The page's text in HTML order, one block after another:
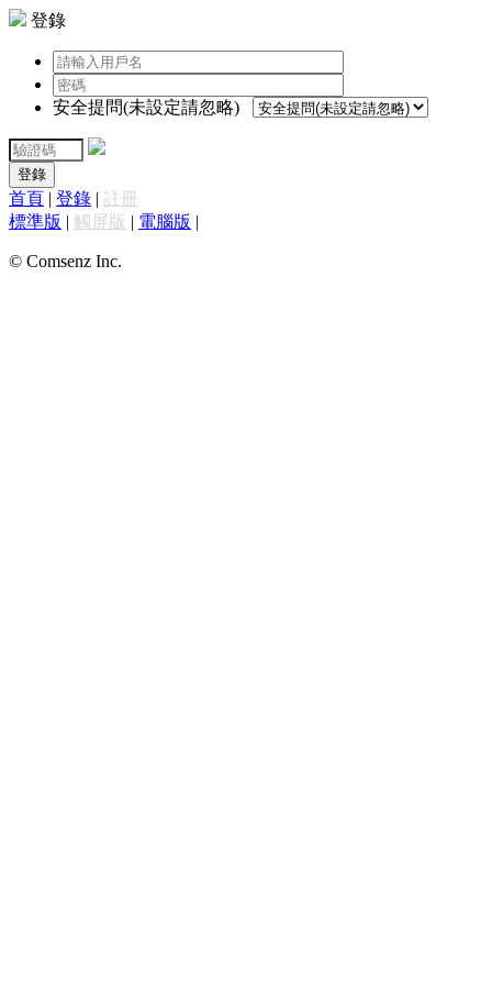
登錄
安全提問(未設定請忽略)
登錄
首頁 | 登錄 | 註冊
標準版 | 觸屏版 | 電腦版 |
© Comsenz Inc.